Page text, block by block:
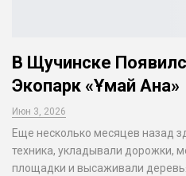
В Щучинске
Экопарк «Ұмай Ана»
Июн 3, 2026
Еще несколько месяцев назад
техника, укладывали дорожки,
площадки и высаживали